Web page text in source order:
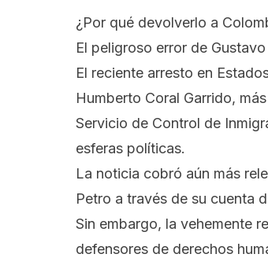
¿Por qué devolverlo a
El peligroso error de
El reciente arresto en
Humberto Coral Garrido,
Servicio de Control de
esferas políticas.
La noticia cobró aún más
Petro a través de su cuenta
Sin embargo, la vehemente
defensores de derechos